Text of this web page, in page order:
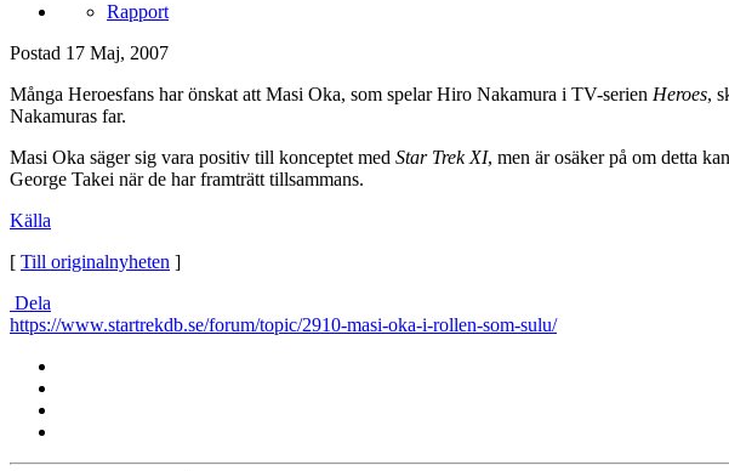
Rapport
Postad 17 Maj, 2007
Många Heroesfans har önskat att Masi Oka, som spelar Hiro Nakamura i TV-serien Heroes,
Nakamuras far.
Masi Oka säger sig vara positiv till konceptet med Star Trek XI, men är osäker på om detta
George Takei när de har framträtt tillsammans.
Källa
[ Till originalnyheten ]
Dela
https://www.startrekdb.se/forum/topic/2910-masi-oka-i-rollen-som-sulu/